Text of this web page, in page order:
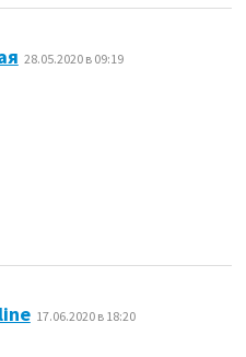
28.05.2020 в 09:19
: 17.06.2020 в 18:20